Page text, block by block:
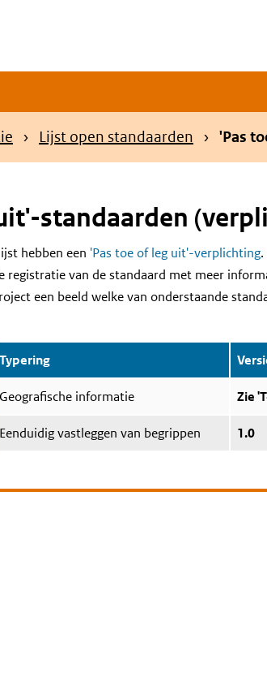
Lijst open standaarden 'Pas
standaarden
hebben een 'Pas toe of leg uit'-verplichting
registratie van de standaard met meer
een beeld welke van onderstaande
Typering
Geografische informatie Zie
Eenduidig vastleggen van begrippen 1.0